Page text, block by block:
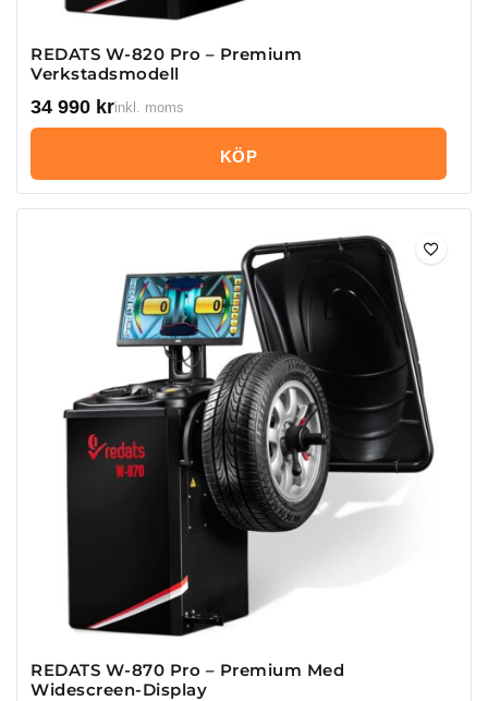
REDATS W-820 Pro – Premium
Verkstadsmodell
34 990 krinkl. moms
KÖP
REDATS W-870 Pro – Premium Med
Widescreen-Display